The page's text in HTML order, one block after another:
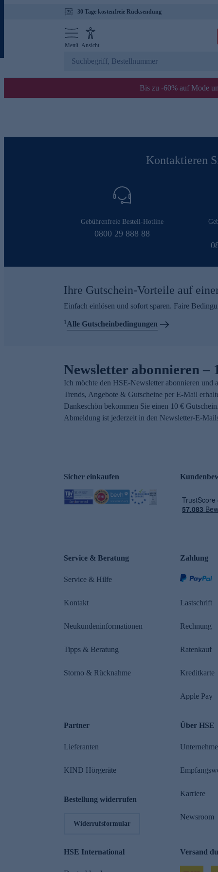
30 Tage kostenfreie Rücksendung
Menü Ansicht
Bis zu -60% auf Mode
Kontaktieren
Gebührenfreie Bestell-Hotline
0800 29 888 88
Ihre Gutschein-Vorteile auf
Einfach einlösen und sofort sparen. Faire
1Alle Gutscheinbedingungen
Newsletter abonnieren –
Ich möchte den HSE-Newsletter abonnieren und
Trends, Angebote & Gutscheine per E-Mail
Dankeschön bekommen Sie einen 10 €
Abmeldung ist jederzeit in den Newsletter-E-
Sicher einkaufen
Service & Beratung
Service & Hilfe
Kontakt
Neukundeninformationen
Tipps & Beratung
Storno & Rücknahme
Zahlung
Lastschrift
Rechnung
Ratenkauf
Kreditkarte
Apple Pay
Partner
Lieferanten
KIND Hörgeräte
Bestellung widerrufen
Widerrufsformular
Über HSE
Karriere
Newsroom
HSE International Versand